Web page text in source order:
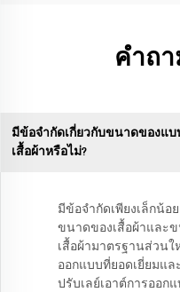
คำถ
มีข้อจำกัดเกี่ยวกับขนาดของแ
เสื้อผ้าหรือไม่?
มีข้อจำกัดเพียงเล็กน้อ
ขนาดของเสื้อผ้าและข
เสื้อผ้ามาตรฐานส่วน
ออกแบบที่ยอดเยี่ยมแ
ปรับเลย์เอาต์การออ